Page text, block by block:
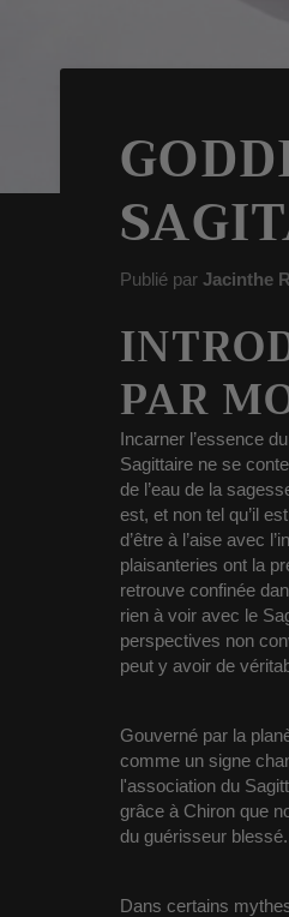
Publié par Jacinthe
PAR
Incarner l’essence
Sagittaire ne se
de l’eau de la
est, et non tel qu’il
d’être à l’aise avec
plaisanteries ont la
retrouve confinée
rien à voir avec le
perspectives non
peut y avoir de
Gouverné par la
comme un signe
l'association du
grâce à Chiron que
du guérisseur blessé.
Dans certains